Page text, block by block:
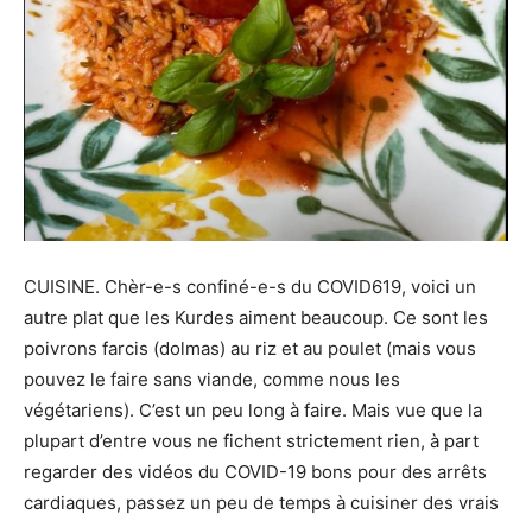
CUISINE. Chèr-e-s confiné-e-s du COVID619, voici un
autre plat que les Kurdes aiment beaucoup. Ce sont les
poivrons farcis (dolmas) au riz et au poulet (mais vous
pouvez le faire sans viande, comme nous les
végétariens). C’est un peu long à faire. Mais vue que la
plupart d’entre vous ne fichent strictement rien, à part
regarder des vidéos du COVID-19 bons pour des arrêts
cardiaques, passez un peu de temps à cuisiner des vrais